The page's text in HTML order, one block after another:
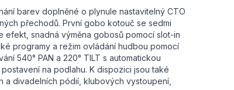
barev doplněné o plynule nastavitelný CTO
přechodů. První gobo kotouč se sedmi
efekt, snadná výměna gobosů pomocí slot-in
programy a režim ovládání hudbou pomocí
540° PAN a 220° TILT s automatickou
na podlahu. K dispozici jsou také
a divadelních pódií, klubových vystoupení,